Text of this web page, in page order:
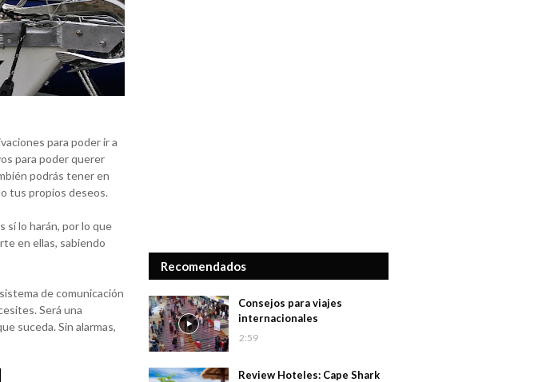
para poder ir a
para poder querer
podrás tener en
tus propios deseos.
sí lo harán, por lo que
en ellas, sabiendo
de comunicación
Será una
suceda. Sin alarmas,
Recomendados
Consejos para viajes
internacionales
2:59
Review Hoteles: Cape Shark